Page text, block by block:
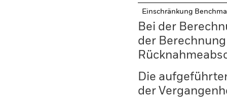
Einschränkung
Bei der
der
Die
der